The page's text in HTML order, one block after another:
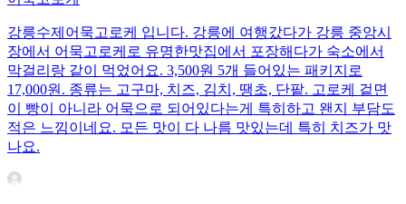
강릉수제어묵고로케 입니다. 강릉에 여행갔다가 강릉 중앙시
장에서 어묵고로케로 유명한맛집에서 포장해다가 숙소에서
막걸리랑 같이 먹었어요. 3,500원 5개 들어있는 패키지로
17,000원. 종류는 고구마, 치즈, 김치, 땡초, 단팥. 고로케 겉면
이 빵이 아니라 어묵으로 되어있다는게 특히하고 왠지 부담도
적은 느낌이네요. 모든 맛이 다 나름 맛있는데 특히 치즈가 맛
나요.